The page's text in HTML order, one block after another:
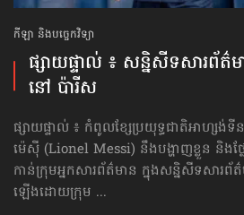
កីឡា និងបច្ចេកវិទ្យា
ផ្សាយផ្ទាល់ ៖ សន្និសីទសារព័
នៅ ប៉ារីស
ផ្សាយផ្ទាល់ ៖ កំពូលខ្សែប្រយុទ្ធជាតិអាហ្ស
ម៉េស៊ី (Lionel Messi) នឹងបង្ហាញខ្លួន និងថ្
កាន់ក្រុម​អ្នកសារព័ត៌មាន ក្នុងសន្និសីទសារ
ឡើងដោយក្រុម ...